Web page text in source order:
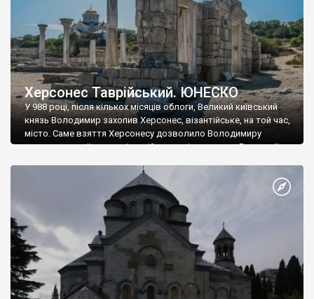
Херсонес Таврійський. ЮНЕСКО
У 988 році, після кількох місяців облоги, Великий київський
князь Володимир захопив Херсонес, візантійське, на той час,
місто. Саме взяття Херсонесу дозволило Володимиру
диктувати свої умови візантійському імператору Василю ІІ, та
Херсонесі Володимир-язичник, став Василем-християнином.
А потім було Хрещення Русі. На честь Херсонесу Таврійського